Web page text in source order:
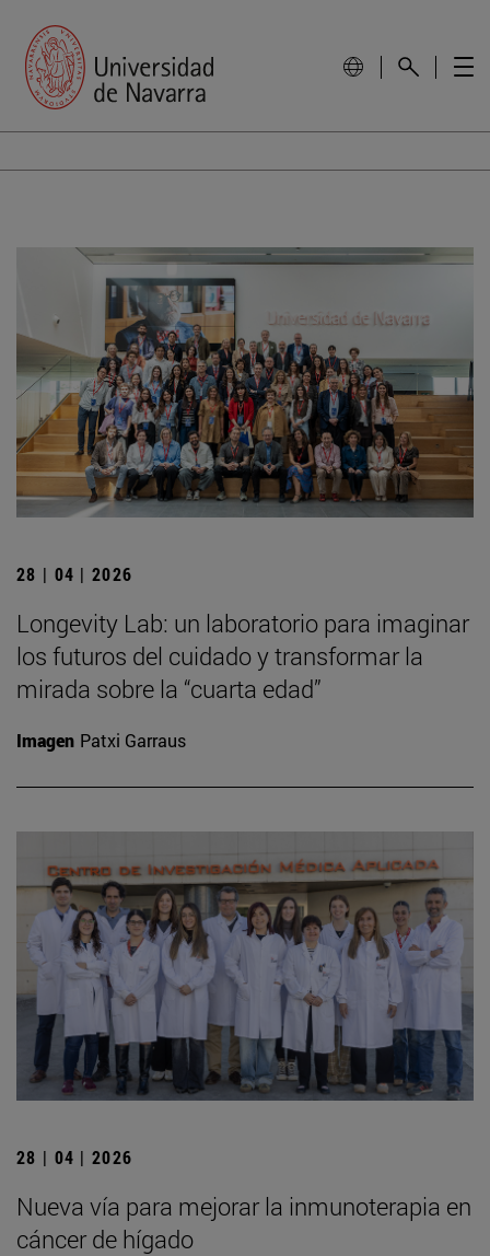
28 | 04 | 2026
Longevity Lab: un laboratorio para imaginar
los futuros del cuidado y transformar la
mirada sobre la “cuarta edad”
Imagen Patxi Garraus
28 | 04 | 2026
Nueva vía para mejorar la inmunoterapia en
cáncer de hígado